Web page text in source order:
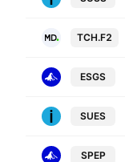
TCH.F2
ESGS
SUES
SPEP